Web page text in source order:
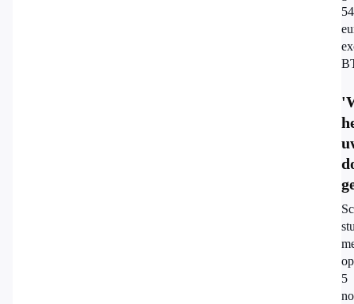
op
5